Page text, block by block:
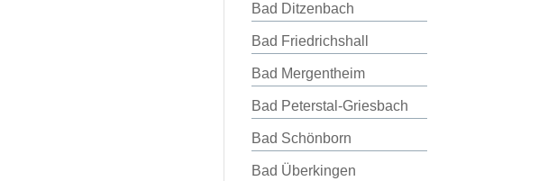
Bad Ditzenbach
Bad Friedrichshall
Bad Mergentheim
Bad Peterstal-Griesbach
Bad Schönborn
Bad Überkingen